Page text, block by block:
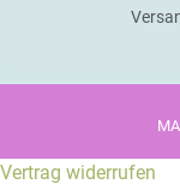
Vertrag widerrufen